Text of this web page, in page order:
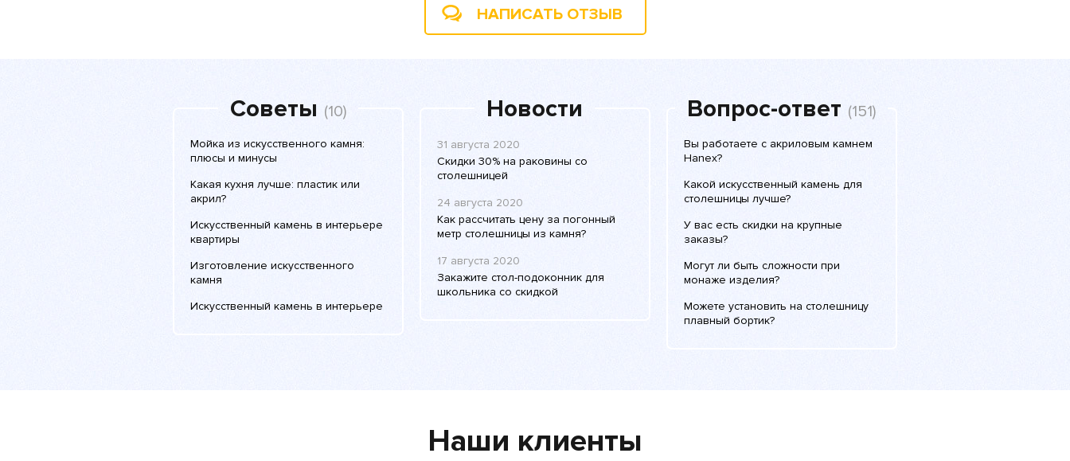
НАПИСАТЬ ОТЗЫВ
Советы (10)
Мойка из искусственного камня:
плюсы и минусы
Какая кухня лучше: пластик или
акрил?
Искусственный камень в интерьере
квартиры
Изготовление искусственного
камня
Искусственный камень в интерьере
Новости
31 августа 2020
Скидки 30% на раковины со
столешницей
24 августа 2020
Как рассчитать цену за погонный
метр столешницы из камня?
17 августа 2020
Закажите стол-подоконник для
школьника со скидкой
Вопрос-ответ (151)
Вы работаете с акриловым камнем
Hanex?
Какой искусственный камень для
столешницы лучше?
У вас есть скидки на крупные
заказы?
Могут ли быть сложности при
монаже изделия?
Можете установить на столешницу
плавный бортик?
Наши клиенты